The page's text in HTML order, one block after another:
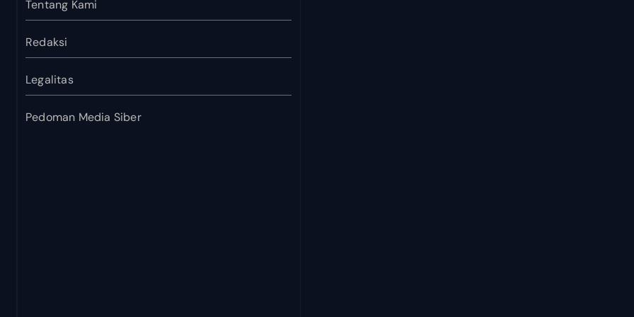
Tentang Kami
Redaksi
Legalitas
Pedoman Media Siber